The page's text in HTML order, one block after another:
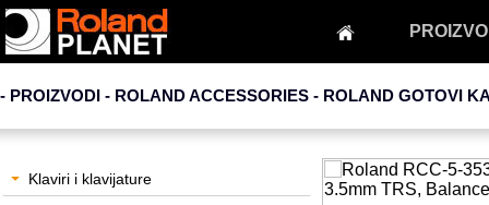
- PROIZVODI - ROLAND ACCESSORIES - ROLAND GOTOVI
Klaviri i klavijature